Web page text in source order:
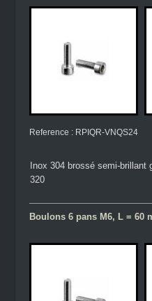
Reference : RPIQR-VNQS24
Inox 304 brossé semi-brillant
320
Boulons 6 pans M6, L = 60